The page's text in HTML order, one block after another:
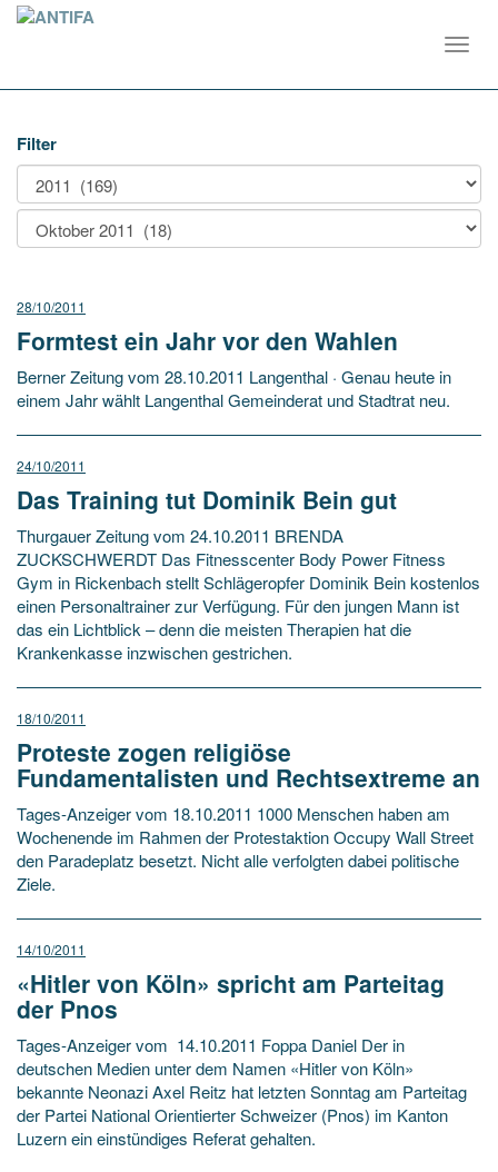
Filter
28/10/2011
Formtest ein Jahr vor den Wahlen
Berner Zeitung vom 28.10.2011 Langenthal · Genau heute in
einem Jahr wählt Langenthal Gemeinderat und Stadtrat neu.
24/10/2011
Das Training tut Dominik Bein gut
Thurgauer Zeitung vom 24.10.2011 BRENDA
ZUCKSCHWERDT Das Fitnesscenter Body Power Fitness
Gym in Rickenbach stellt Schlägeropfer Dominik Bein kostenlos
einen Personaltrainer zur Verfügung. Für den jungen Mann ist
das ein Lichtblick – denn die meisten Therapien hat die
Krankenkasse inzwischen gestrichen.
18/10/2011
Proteste zogen religiöse
Fundamentalisten und Rechtsextreme an
Tages-Anzeiger vom 18.10.2011 1000 Menschen haben am
Wochenende im Rahmen der Protestaktion Occupy Wall Street
den Paradeplatz besetzt. Nicht alle verfolgten dabei politische
Ziele.
14/10/2011
«Hitler von Köln» spricht am Parteitag
der Pnos
Tages-Anzeiger vom 14.10.2011 Foppa Daniel Der in
deutschen Medien unter dem Namen «Hitler von Köln»
bekannte Neonazi Axel Reitz hat letzten Sonntag am Parteitag
der Partei National Orientierter Schweizer (Pnos) im Kanton
Luzern ein einstündiges Referat gehalten.